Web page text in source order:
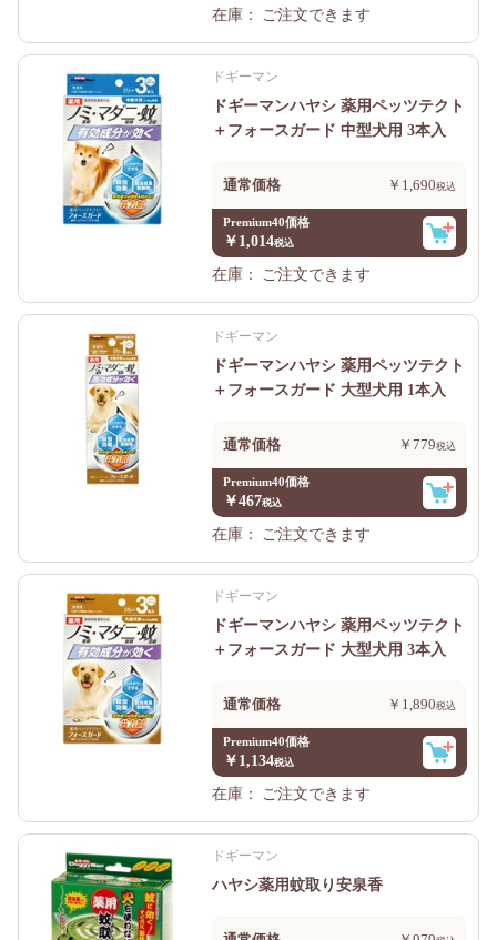
在庫：
ご注文できます
ドギーマン
ドギーマンハヤシ 薬用ペッツテクト
＋フォースガード 中型犬用 3本入
通常価格 ￥1,690
Premium40価格
￥1,014
在庫：
ご注文できます
ドギーマン
ドギーマンハヤシ 薬用ペッツテクト
＋フォースガード 大型犬用 1本入
通常価格 ￥779
Premium40価格
￥467
在庫：
ご注文できます
ドギーマン
ドギーマンハヤシ 薬用ペッツテクト
＋フォースガード 大型犬用 3本入
通常価格 ￥1,890
Premium40価格
￥1,134
在庫：
ご注文できます
ドギーマン
ハヤシ薬用蚊取り安泉香